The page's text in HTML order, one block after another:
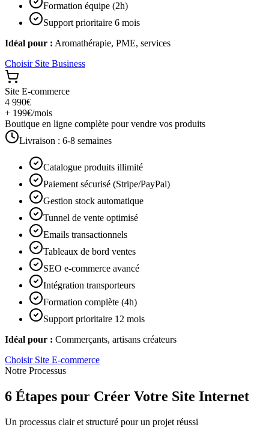
Formation équipe (2h)
Support prioritaire 6 mois
Idéal pour : Aromathérapie, PME, services
Choisir Site Business
Site E-commerce
4 990€
+ 199€/mois
Boutique en ligne complète pour vendre vos produits
Livraison : 6-8 semaines
Catalogue produits illimité
Paiement sécurisé (Stripe/PayPal)
Gestion stock automatique
Tunnel de vente optimisé
Emails transactionnels
Tableaux de bord ventes
SEO e-commerce avancé
Intégration transporteurs
Formation complète (4h)
Support prioritaire 12 mois
Idéal pour : Commerçants, artisans créateurs
Choisir Site E-commerce
Notre Processus
6 Étapes pour Créer Votre Site Internet
Un processus clair et structuré pour un projet réussi